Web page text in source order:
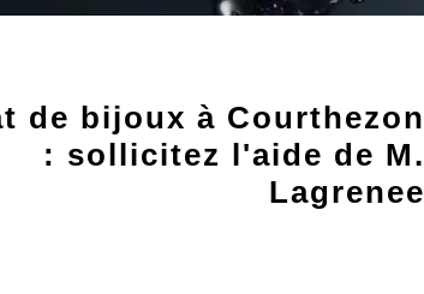
de bijoux à Courthezon
: sollicitez l'aide de M.
Lagrenee